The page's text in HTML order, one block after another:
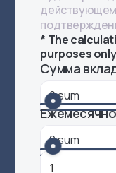
* The
purposes only
Сумма